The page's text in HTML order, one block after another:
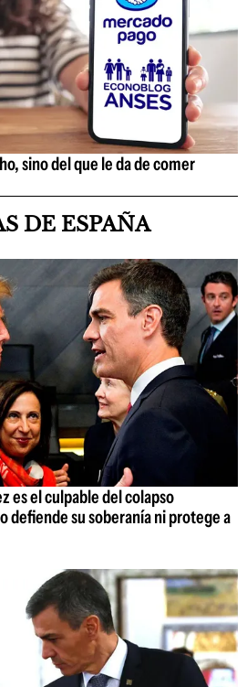
sino del que le da de comer
DE ESPAÑA
es el culpable del colapso
defiende su soberanía ni protege a